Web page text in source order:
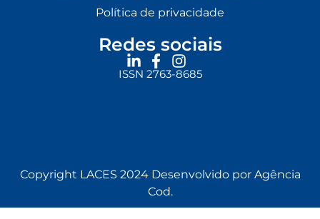
Política de privacidade
Redes sociais
ISSN 2763-8685
Copyright LACES 2024 Desenvolvido por Agência
Cod.